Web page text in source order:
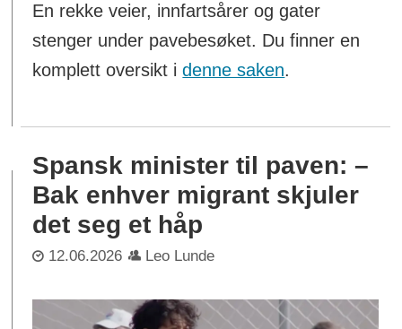
En rekke veier, innfartsårer og gater
stenger under pavebesøket. Du finner en
komplett oversikt idenne saken.
Spansk minister til paven: –
Bak enhver migrant skjuler
det seg et håp
12.06.2026 Leo Lunde